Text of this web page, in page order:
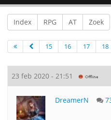
Index RPG AT Zoek
15 16 17 18
23 feb 2020 - 21:51
DreamerN